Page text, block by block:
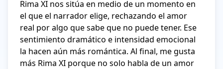
Rima XI nos sitúa en medio de un momento en
el que el narrador elige, rechazando el amor
real por algo que sabe que no puede tener. Ese
sentimiento dramático e intensidad emocional
la hacen aún más romántica. Al final, me gusta
más Rima XI porque no solo habla de un amor